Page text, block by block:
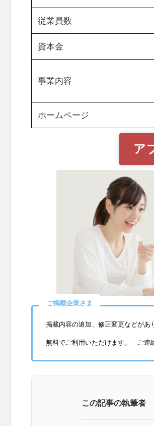
従業員数
資本金
事業内容
ホームページ
ア
ご掲載企業さま
掲載内容の追加、修正変更などがあ
無料でご利用いただけます。 ご連
この記事の執筆者